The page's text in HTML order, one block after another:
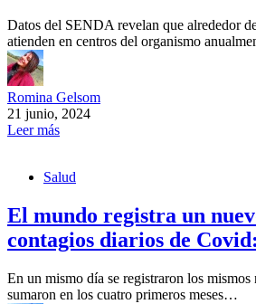
Datos del SENDA revelan que alrededor
atienden en centros del organismo
Romina Gelsom
21 junio, 2024
Leer más
Salud
El mundo registra un
contagios diarios de
En un mismo día se registraron los mismos
sumaron en los cuatro primeros meses…